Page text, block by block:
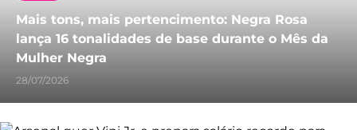
Mais tons, mais pertencimento: Negra Rosa
lança 16 tonalidades de base durante o Mês da
Mulher Negra
28/07/2026